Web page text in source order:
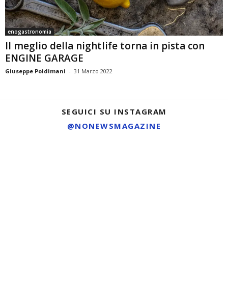
enogastronomia
Il meglio della nightlife torna in pista con
ENGINE GARAGE
Giuseppe Poidimani - 31 Marzo 2022
SEGUICI SU INSTAGRAM
@NONEWSMAGAZINE